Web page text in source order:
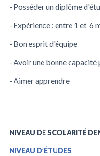
- Posséder un diplôme
- Expérience : entre 1 et 6
- Bon esprit d'équipe
- Avoir une bonne capacité
- Aimer apprendre
NIVEAU DE SCOLARITÉ
NIVEAU D’ÉTUDES